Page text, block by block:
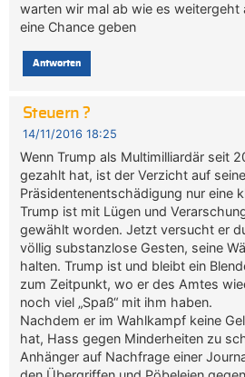
warten wir mal ab wie es weitergeht
eine Chance geben
Antworten
Steuern ?
14/11/2016 18:25
Wenn Trump als Multimilliardär seit
gezahlt hat, ist der Verzicht auf seine
Präsidentenentschädigung nur eine
Trump ist mit Lügen und
gewählt worden. Jetzt versucht er
völlig substanzlose Gesten, seine
halten. Trump ist und bleibt ein
zum Zeitpunkt, wo er des Amtes
noch viel „Spaß“ mit ihm haben.
Nachdem er im Wahlkampf keine
hat, Hass gegen Minderheiten zu
Anhänger auf Nachfrage einer